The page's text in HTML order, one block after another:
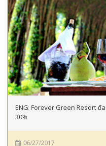
ENG: Forever Green Resort
30%
06/27/2017